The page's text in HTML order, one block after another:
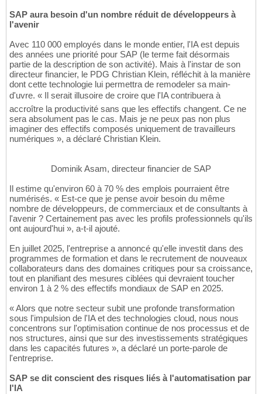
SAP aura besoin d'un nombre réduit de développeurs à
l'avenir
Avec 110 000 employés dans le monde entier, l'IA est depuis
des années une priorité pour SAP (le terme fait désormais
partie de la description de son activité). Mais à l'instar de son
directeur financier, le PDG Christian Klein, réfléchit à la manière
dont cette technologie lui permettra de remodeler sa main-
d'uvre. « Il serait illusoire de croire que l'IA contribuera à
accroître la productivité sans que les effectifs changent. Ce ne
sera absolument pas le cas. Mais je ne peux pas non plus
imaginer des effectifs composés uniquement de travailleurs
numériques », a déclaré Christian Klein.
Dominik Asam, directeur financier de SAP
Il estime qu'environ 60 à 70 % des emplois pourraient être
numérisés. « Est-ce que je pense avoir besoin du même
nombre de développeurs, de commerciaux et de consultants à
l'avenir ? Certainement pas avec les profils professionnels qu'ils
ont aujourd'hui », a-t-il ajouté.
En juillet 2025, l'entreprise a annoncé qu'elle investit dans des
programmes de formation et dans le recrutement de nouveaux
collaborateurs dans des domaines critiques pour sa croissance,
tout en planifiant des mesures ciblées qui devraient toucher
environ 1 à 2 % des effectifs mondiaux de SAP en 2025.
« Alors que notre secteur subit une profonde transformation
sous l'impulsion de l'IA et des technologies cloud, nous nous
concentrons sur l'optimisation continue de nos processus et de
nos structures, ainsi que sur des investissements stratégiques
dans les capacités futures », a déclaré un porte-parole de
l'entreprise.
SAP se dit conscient des risques liés à l'automatisation par
l'IA